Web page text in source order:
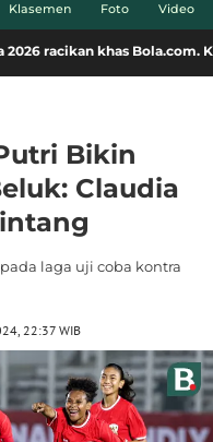
Klasemen Foto Video
Bola.com. Klik di sini!
Bikin
Claudia
laga uji coba kontra
22:37 WIB